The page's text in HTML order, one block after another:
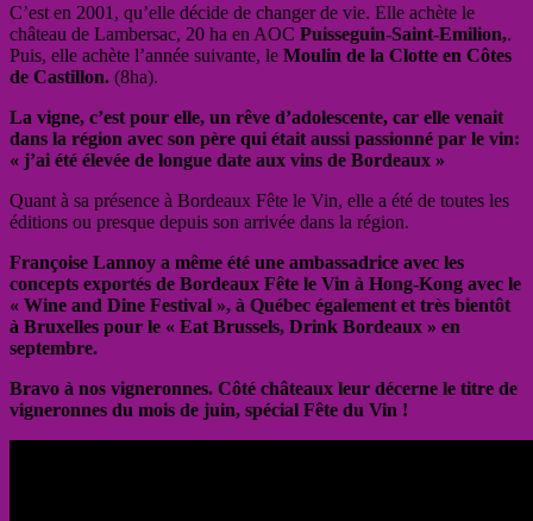
C’est en 2001, qu’elle décide de changer de vie. Elle achète le
château de Lambersac, 20 ha en AOC Puisseguin-Saint-Emilion,.
Puis, elle achète l’année suivante, le Moulin de la Clotte en Côtes
de Castillon. (8ha).
La vigne, c’est pour elle, un rêve d’adolescente, car elle venait
dans la région avec son père qui était aussi passionné par le vin:
« j’ai été élevée de longue date aux vins de Bordeaux »
Quant à sa présence à Bordeaux Fête le Vin, elle a été de toutes les
éditions ou presque depuis son arrivée dans la région.
Françoise Lannoy a même été une ambassadrice avec les
concepts exportés de Bordeaux Fête le Vin à Hong-Kong avec le
« Wine and Dine Festival », à Québec également et très bientôt
à Bruxelles pour le « Eat Brussels, Drink Bordeaux » en
septembre.
Bravo à nos vigneronnes. Côté châteaux leur décerne le titre de
vigneronnes du mois de juin, spécial Fête du Vin !